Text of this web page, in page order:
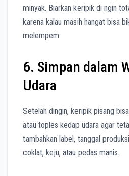
minyak. Biarkan keripik di ngin
karena kalau masih hangat bisa
melempem.
6. Simpan dalam
Udara
Setelah dingin, keripik pisang
atau toples kedap udara agar
tambahkan label, tanggal
coklat, keju, atau pedas manis.